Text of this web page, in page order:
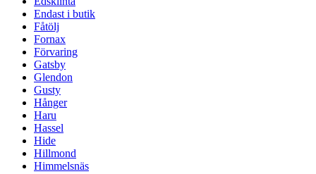
Endast i butik
Fåtölj
Fornax
Förvaring
Gatsby
Glendon
Gusty
Hånger
Haru
Hassel
Hide
Hillmond
Himmelsnäs